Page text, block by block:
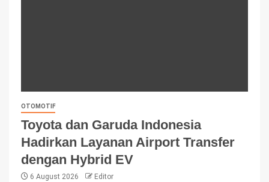
OTOMOTIF
Toyota dan Garuda Indonesia
Hadirkan Layanan Airport Transfer
dengan Hybrid EV
6 August 2026 Editor